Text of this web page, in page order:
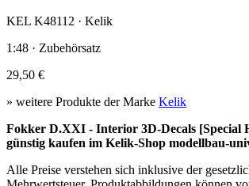
KEL K48112 · Kelik
1:48 · Zubehörsatz
29,50 €
» weitere Produkte der Marke Kelik
Fokker D.XXI - Interior 3D-Decals [Special
günstig kaufen im Kelik-Shop modellbau-
Alle Preise verstehen sich inklusive der